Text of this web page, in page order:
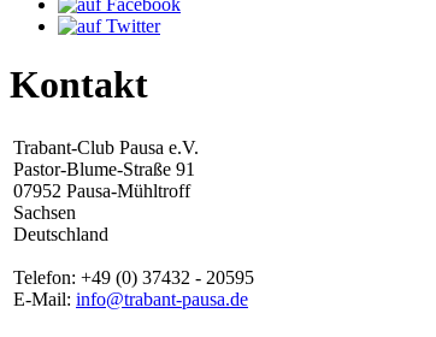
Kontakt
Trabant-Club Pausa e.V.
Pastor-Blume-Straße 91
07952 Pausa-Mühltroff
Sachsen
Deutschland
Telefon: +49 (0) 37432 - 20595
E-Mail: info@trabant-pausa.de